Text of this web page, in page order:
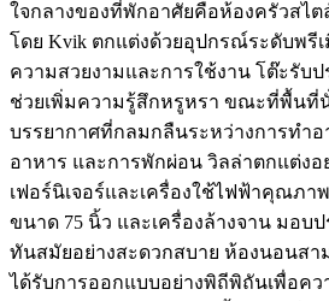
ใจกลางของที่พักอาศัยคือห้องครัวสไ
โดย Kvik ตกแต่งด้วยอุปกรณ์ระดับพรีเ
ความสวยงามและการใช้งาน โต๊ะรับ
ช่วยเพิ่มความรู้สึกหรูหรา ขณะที่พื้นที่นั่
บรรยากาศที่กลมกลืนระหว่างการทำ
อาหาร และการพักผ่อน วิลล่าตกแต่งอ
เฟอร์นิเจอร์และเครื่องใช้ไฟฟ้าคุณภา
ขนาด 75 นิ้ว และเครื่องล้างจาน มอบ
ทันสมัยอย่างสะดวกสบาย ห้องนอนส
ได้รับการออกแบบอย่างพิถีพิถันเพื่อค